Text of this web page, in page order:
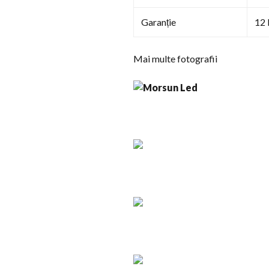
Garanție 12
Mai multe fotografii